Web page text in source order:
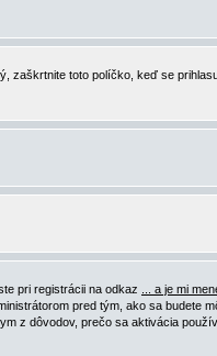
zaškrtnite toto políčko, keď se
pri registrácii na odkaz
... a je mi
pred tým, ako sa budete
z dôvodov, prečo sa aktivácia